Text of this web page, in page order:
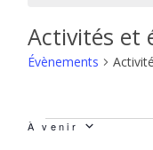
Activités et
Évènements
Évènements
À venir